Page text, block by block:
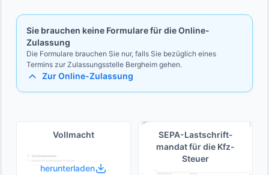
Sie brauchen keine Formulare für die Online-
Zulassung
Die Formulare brauchen Sie nur, falls Sie bezüglich eines
Termins zur Zulassungsstelle Bergheim gehen.
Zur Online-Zulassung
Vollmacht
herunterladen
SEPA-Lastschrift­
mandat für die Kfz-
Steuer